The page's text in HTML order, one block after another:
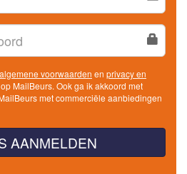
algemene voorwaarden en privacy en
AANMELDEN